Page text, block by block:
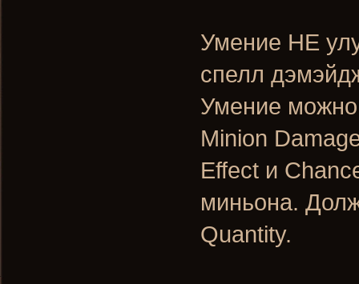
Умение НЕ
спелл
Умение можно
Minion
Effect и
миньона.
Quantity.